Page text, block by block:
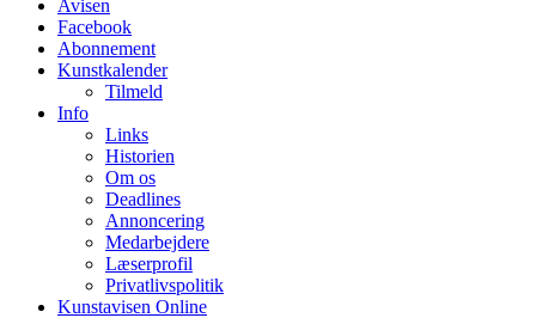
Avisen
Facebook
Abonnement
Kunstkalender
Tilmeld
Info
Links
Historien
Om os
Deadlines
Annoncering
Medarbejdere
Læserprofil
Privatlivspolitik
Kunstavisen Online